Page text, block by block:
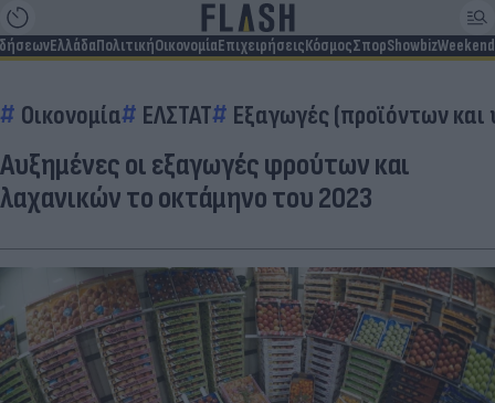
ΕλλάδαΠολιτικήΟικονομίαΕπιχειρήσειςΚόσμοςΣπορShowbizWeekend
Οικονομία ΕΛΣΤΑΤ Εξαγωγές (προϊόντων
Αυξημένες οι εξαγωγές φρούτων και
λαχανικών το οκτάμηνο του 2023